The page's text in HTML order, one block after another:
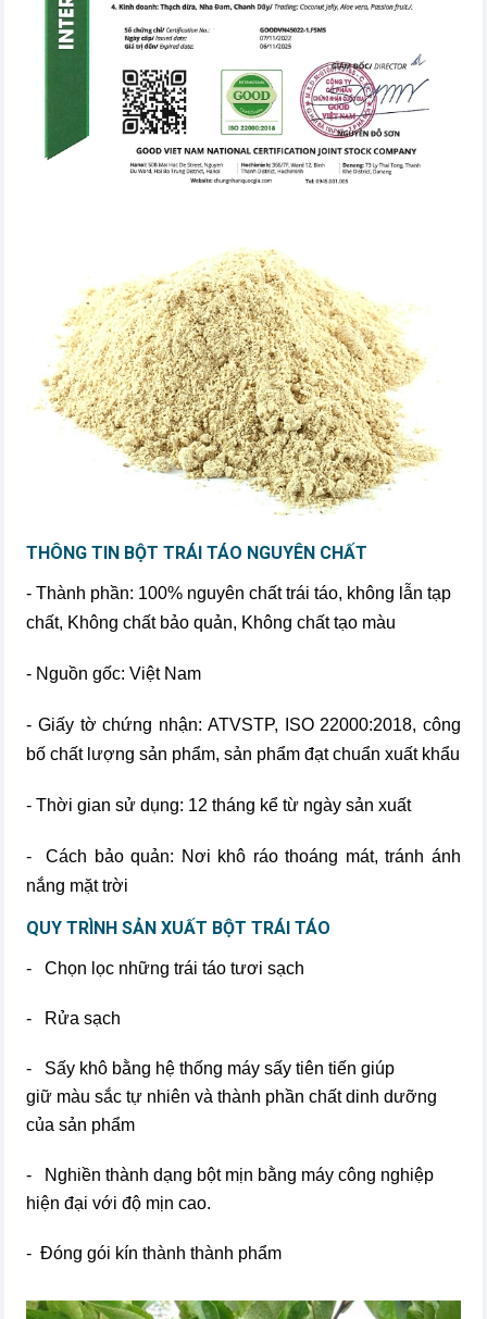
THÔNG TIN BỘT TRÁI TÁO NGUYÊN CHẤT
- Thành phần: 100% nguyên c­hất trái táo, không lẫn tạp
chất, Không chất bảo quản, Không chất tạo màu
- Nguồn gốc: Việt Nam
- Giấy tờ chứng nhận: ATVSTP, ISO 22000:2018, công
bố chất lượng sản phẩm, sản phẩm đạt chuẩn xuất khẩu
- Thời gian sử dụng: 12 tháng kể từ ngày sản xuất
- Cách bảo quản: Nơi khô ráo thoáng mát, tránh ánh
nắng mặt trời
QUY TRÌNH SẢN XUẤT BỘT TRÁI TÁO
- Chọn lọc những trái táo tươi sạch
- Rửa sạch
- Sấy khô bằng hệ thống máy sấy tiên tiến giúp
giữ màu sắc tự nhiên và thành phần chất dinh dưỡng
của sản phẩm
- Nghiền thành dạng bột mịn bằng máy công nghiệp
hiện đại với độ mịn cao.
- Đóng gói kín thành thành phẩm